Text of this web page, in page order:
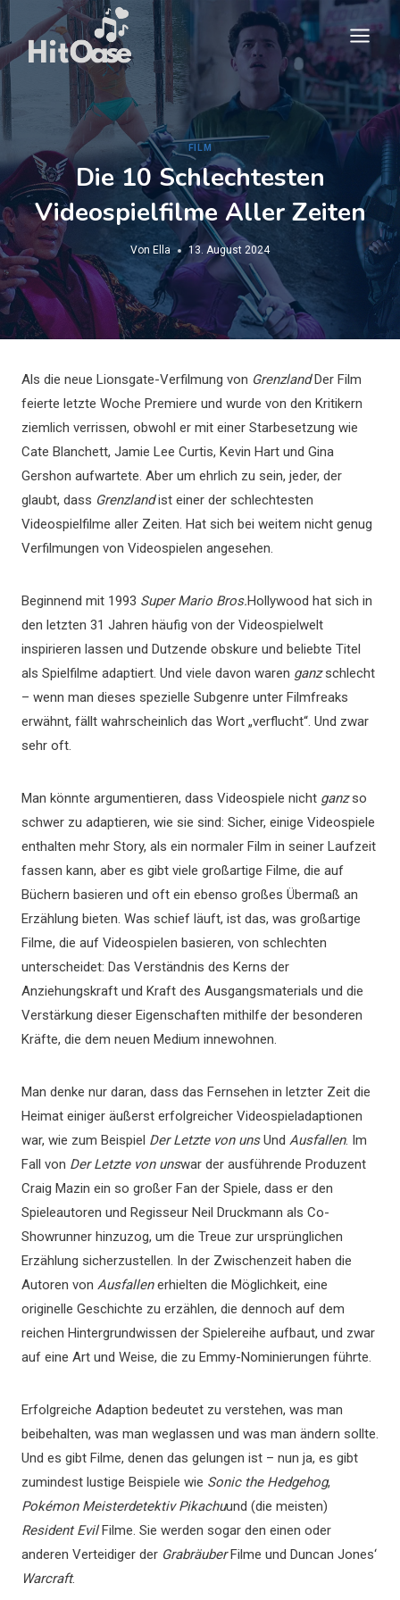
Inhalt
springen
FILM
Die 10 Schlechtesten
Videospielfilme Aller Zeiten
Von Ella 13. August 2024
Als die neue Lionsgate-Verfilmung von GrenzlandDer Film
feierte letzte Woche Premiere und wurde von den Kritikern
ziemlich verrissen, obwohl er mit einer Starbesetzung wie
Cate Blanchett, Jamie Lee Curtis, Kevin Hart und Gina
Gershon aufwartete. Aber um ehrlich zu sein, jeder, der
glaubt, dass Grenzlandist einer der schlechtesten
Videospielfilme aller Zeiten. Hat sich bei weitem nicht genug
Verfilmungen von Videospielen angesehen.
Beginnend mit 1993 Super Mario Bros.Hollywood hat sich in
den letzten 31 Jahren häufig von der Videospielwelt
inspirieren lassen und Dutzende obskure und beliebte Titel
als Spielfilme adaptiert. Und viele davon waren ganzschlecht
– wenn man dieses spezielle Subgenre unter Filmfreaks
erwähnt, fällt wahrscheinlich das Wort „verflucht“. Und zwar
sehr oft.
Man könnte argumentieren, dass Videospiele nicht ganzso
schwer zu adaptieren, wie sie sind: Sicher, einige Videospiele
enthalten mehr Story, als ein normaler Film in seiner Laufzeit
fassen kann, aber es gibt viele großartige Filme, die auf
Büchern basieren und oft ein ebenso großes Übermaß an
Erzählung bieten. Was schief läuft, ist das, was großartige
Filme, die auf Videospielen basieren, von schlechten
unterscheidet: Das Verständnis des Kerns der
Anziehungskraft und Kraft des Ausgangsmaterials und die
Verstärkung dieser Eigenschaften mithilfe der besonderen
Kräfte, die dem neuen Medium innewohnen.
Man denke nur daran, dass das Fernsehen in letzter Zeit die
Heimat einiger äußerst erfolgreicher Videospieladaptionen
war, wie zum Beispiel Der Letzte von unsUnd Ausfallen. Im
Fall von Der Letzte von unswar der ausführende Produzent
Craig Mazin ein so großer Fan der Spiele, dass er den
Spieleautoren und Regisseur Neil Druckmann als Co-
Showrunner hinzuzog, um die Treue zur ursprünglichen
Erzählung sicherzustellen. In der Zwischenzeit haben die
Autoren von Ausfallenerhielten die Möglichkeit, eine
originelle Geschichte zu erzählen, die dennoch auf dem
reichen Hintergrundwissen der Spielereihe aufbaut, und zwar
auf eine Art und Weise, die zu Emmy-Nominierungen führte.
Erfolgreiche Adaption bedeutet zu verstehen, was man
beibehalten, was man weglassen und was man ändern sollte.
Und es gibt Filme, denen das gelungen ist – nun ja, es gibt
zumindest lustige Beispiele wie Sonic the Hedgehog,
Pokémon Meisterdetektiv Pikachuund (die meisten)
Resident EvilFilme. Sie werden sogar den einen oder
anderen Verteidiger der GrabräuberFilme und Duncan Jones‘
Warcraft.